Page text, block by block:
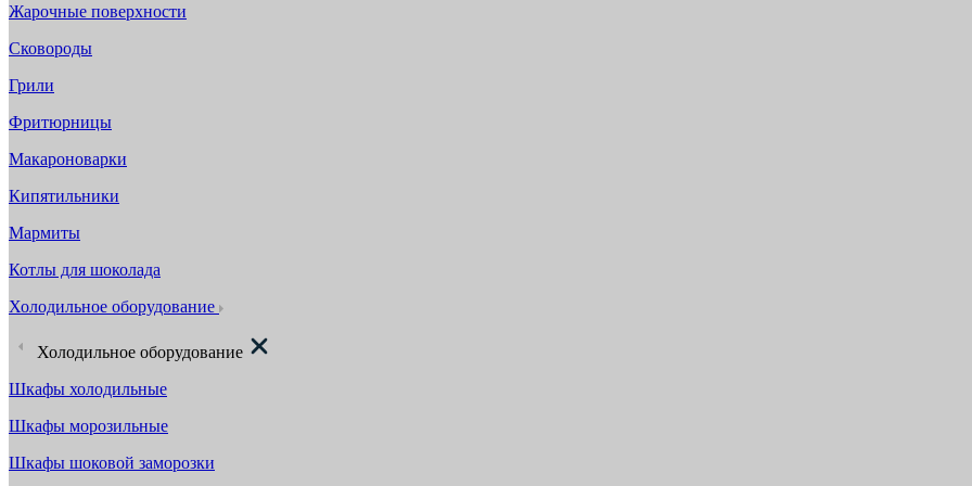
Жарочные поверхности
Сковороды
Грили
Фритюрницы
Макароноварки
Кипятильники
Мармиты
Котлы для шоколада
Холодильное оборудование
Холодильное оборудование
Шкафы холодильные
Шкафы морозильные
Шкафы шоковой заморозки